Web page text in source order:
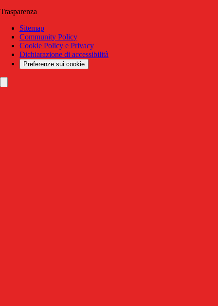
Trasparenza
Sitemap
Community Policy
Cookie Policy e Privacy
Dichiarazione di accessibilità
Preferenze sui cookie